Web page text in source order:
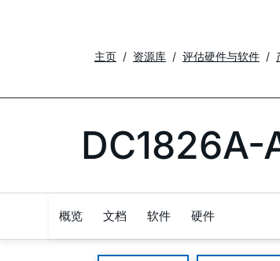
主页 资源库 评估硬件与软件
DC1826A-
概览 文档 软件 硬件